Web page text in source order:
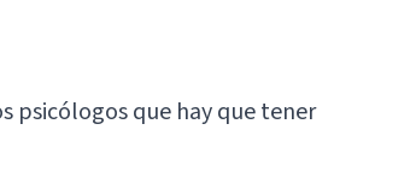
psicólogos que hay que tener